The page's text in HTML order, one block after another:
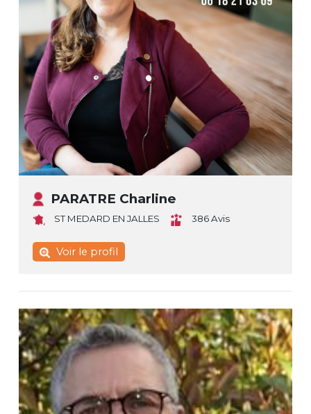
PARATRE Charline
ST MEDARD EN JALLES 386 Avis
Voir le profil